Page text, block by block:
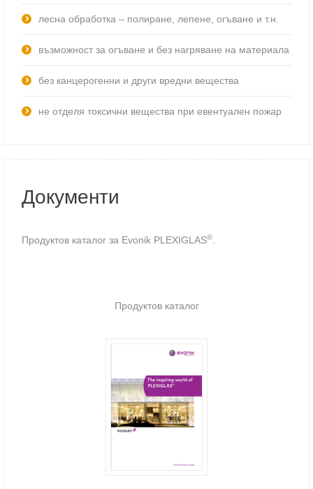
лесна обработка – полиране, лепене, огъване и т.н.
възможност за огъване и без нагряване на материала
без канцерогенни и други вредни вещества
не отделя токсични вещества при евентуален пожар
Документи
Продуктов каталог за Evonik PLEXIGLAS®
Продуктов каталог